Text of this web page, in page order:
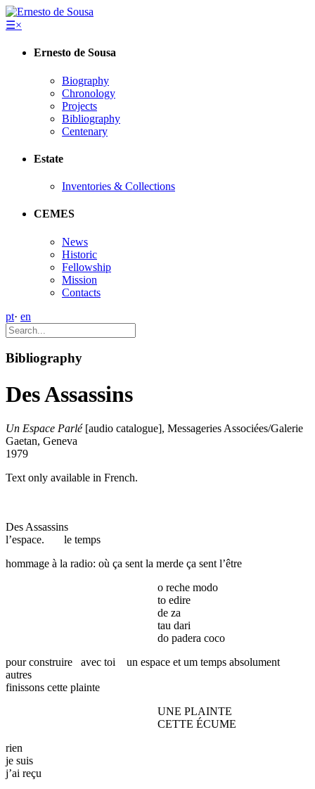
☰×
Ernesto de Sousa
Biography
Chronology
Projects
Bibliography
Centenary
Estate
Inventories & Collections
CEMES
News
Historic
Fellowship
Mission
Contacts
pt· en
Bibliography
Des Assassins
Un Espace Parlé[audio catalogue], Messageries Associées/Galerie
Gaetan, Geneva
1979
Text only available in French.
Des Assassins
l’espace. le temps
hommage à la radio: où ça sent la merde ça sent l’être
o reche modo
to edire
de za
tau dari
do padera coco
pour construire avec toi un espace et um temps absolument
autres
finissons cette plainte
UNE PLAINTE
CETTE ÉCUME
rien
je suis
j’ai reçu